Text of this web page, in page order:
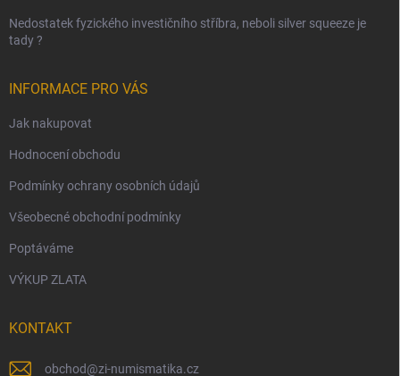
Nedostatek fyzického investičního stříbra, neboli silver squeeze je
tady ?
INFORMACE PRO VÁS
Jak nakupovat
Hodnocení obchodu
Podmínky ochrany osobních údajů
Všeobecné obchodní podmínky
Poptáváme
VÝKUP ZLATA
KONTAKT
obchod@zi-numismatika.cz